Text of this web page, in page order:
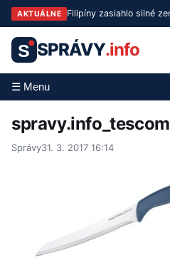
AKTUÁLNE
S SPRÁVY.info
☰ Menu
Správy31. 3. 2017 16:14